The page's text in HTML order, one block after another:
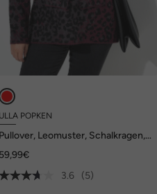
ULLA POPKEN
Pullover, Leomuster, Schalkragen,
59,99€
3.6
(5)